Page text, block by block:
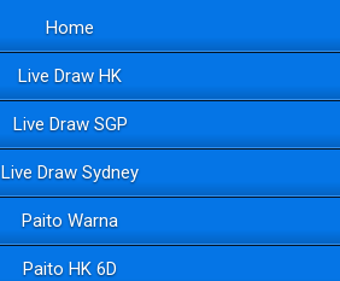
Home
Live Draw HK
Live Draw SGP
Live Draw Sydney
Paito Warna
Paito HK 6D